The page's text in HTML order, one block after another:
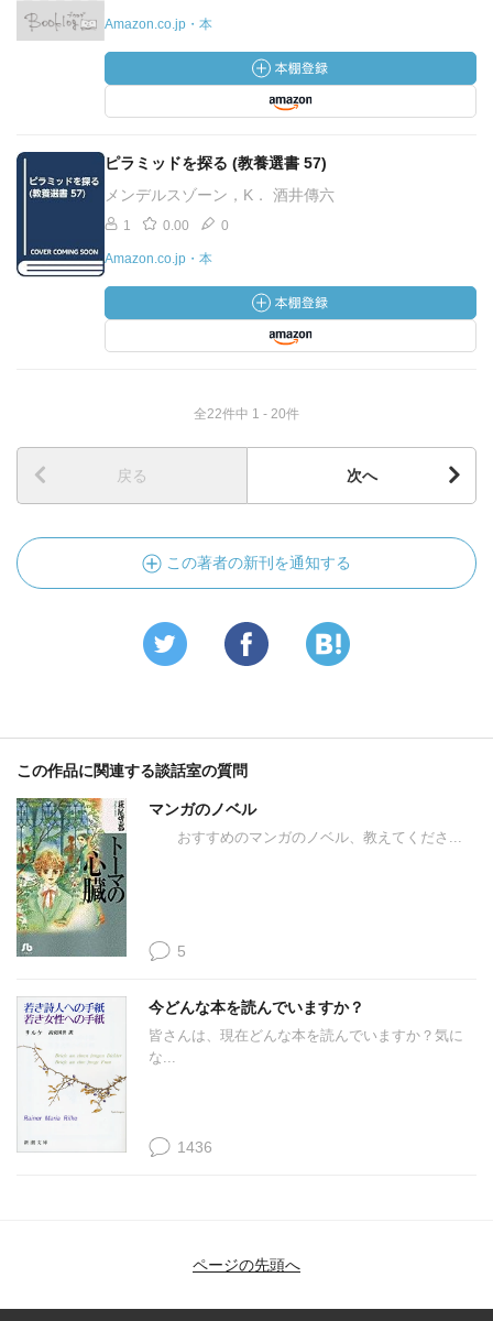
Amazon.co.jp・本
ピラミッドを探る (教養選書 57)
メンデルスゾーン，K． 酒井傳六
1 0.00 0
Amazon.co.jp・本
全22件中 1 - 20件
戻る 次へ
この著者の新刊を通知する
この作品に関連する談話室の質問
マンガのノベル
おすすめのマンガのノベル、教えてくださ...
5
今どんな本を読んでいますか？
皆さんは、現在どんな本を読んでいますか？気に
な...
1436
ページの先頭へ